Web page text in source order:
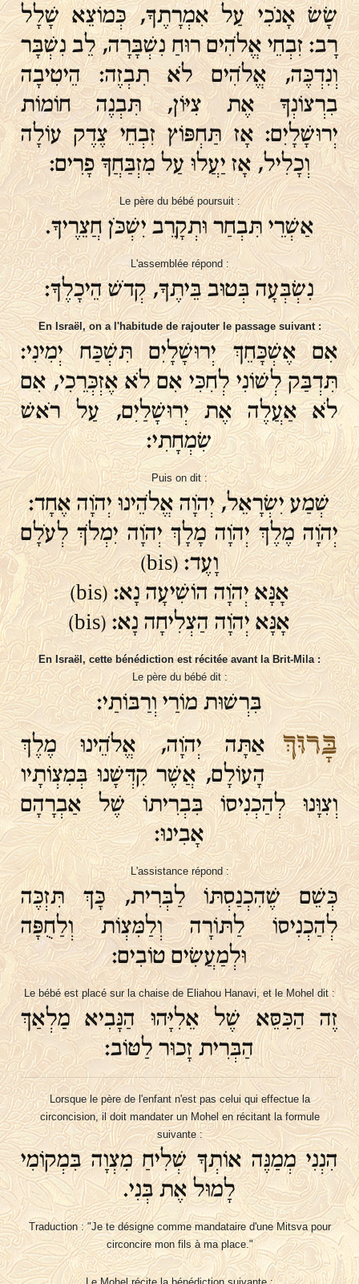
שָׂשׂ אָנֹכִי עַל אִמְרָתֶךָ, כְּמוֹצֵא שָׁלָל
רָב: זִבְחֵי אֱלֹהִים רוּחַ נִשְׁבָּרָה, לֵב נִשְׁבָּר
וְנִדְכֶּה, אֱלֹהִים לֹא תִבְזֶה: הֵיטִיבָה
בִרְצוֹנְךָ אֶת צִיּוֹן, תִּבְנֶה חוֹמוֹת
יְרוּשָׁלָיִם: אָז תַּחְפּוֹץ זִבְחֵי צֶדֶק עוֹלָה
וְכָלִיל, אָז יַעֲלוּ עַל מִזְבַּחֲךָ פָרִים:
Le père du bébé poursuit :
אַשְׁרֵי תִּבְחַר וּתְקָרֵב יִשְׁכֹּן חֲצֵרֶיךָ.
L'assemblée répond :
נִשְׂבְּעָה בְּטוּב בֵּיתֶךָ, קְדֹשׁ הֵיכָלֶךָ:
En Israël, on a l'habitude de rajouter le passage suivant :
אִם אֶשְׁכָּחֵךְ יְרוּשָׁלָיִם תִּשְׁכַּח יְמִינִי:
תִּדְבַּק לְשׁוֹנִי לְחִכִּי אִם לֹא אֶזְכְּרֵכִי, אִם
לֹא אַעֲלֶה אֶת יְרוּשָׁלַיִם, עַל רֹאשׁ
שִׂמְחָתִי:
Puis on dit :
שְׁמַע יִשְׂרָאֵל, יְהֹוָה אֱלֹהֵינוּ יְהֹוָה אֶחָד:
יְהֹוָה מֶלֶךְ יְהֹוָה מָלָךְ יְהֹוָה יִמְלֹךְ לְעֹלָם
וָעֶד: (bis)
אָנָּא יְהֹוָה הוֹשִׁיעָה נָא: (bis)
אָנָּא יְהֹוָה הַצְלִיחָה נָא: (bis)
En Israël, cette bénédiction est récitée avant la Brit-Mila :
Le père du bébé dit :
בִּרְשׁוּת מוֹרַי וְרַבּוֹתַי:
בָּרוּךְ אַתָּה יְהֹוָה, אֱלֹהֵינוּ מֶלֶךְ
הָעוֹלָם, אֲשֶׁר קִדְּשָׁנוּ בְּמִצְוֹתָיו
וְצִוָּנוּ לְהַכְנִיסוֹ בִּבְרִיתוֹ שֶׁל אַבְרָהָם
אָבִינוּ:
L'assistance répond :
כְּשֵׁם שֶׁהִכְנַסְתּוֹ לַבְּרִית, כָּךְ תִּזְכֶּה
לְהַכְנִיסוֹ לַתּוֹרָה וְלַמִּצְוֹת וְלַחֻפָּה
וּלְמַעֲשִׂים טוֹבִים:
Le bébé est placé sur la chaise de Eliahou Hanavi, et le Mohel dit :
זֶה הַכִּסֵּא שֶׁל אֵלִיָּהוּ הַנָּבִיא מַלְאַךְ
הַבְּרִית זָכוּר לַטּוֹב:
Lorsque le père de l'enfant n'est pas celui qui effectue la
circoncision, il doit mandater un Mohel en récitant la formule
suivante :
הִנְנִי מְמַנֶּה אוֹתְךָ שְׁלִיחַ מִצְוָה בִּמְקוֹמִי
לָמוּל אֶת בְּנִי.
Traduction : "Je te désigne comme mandataire d'une Mitsva pour
circoncire mon fils à ma place."